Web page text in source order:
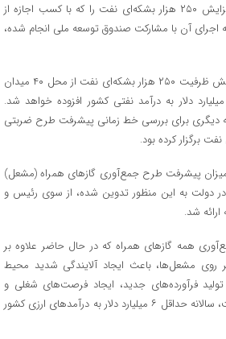
گزارش پیشرفت اجرای طرح افزایش ۲۵۰ هزار بشکه‌ای نفت را که با کسب اجازه از
اجرای آن با مشارکت صندوق توسعه ملی انجام شده،
با تکمیل این طرح از محل افزایش ظرفیت ۲۵۰ هزار بشکه‌ای نفت از محل ۴۰ میدان
مناطق مختلف، سالانه ۷ میلیارد دلار به درآمد نفتی کشور افزوده خواهد شد.
نیز جلسه دیگری برای بررسی خط زمانی پیشرفت طرح ضربتی
پیشرفت طرح جمع‌آوری گازهای همراه (مشعل)
دولت به این منظور تدوین شده، از سوی رئیس و
شد.
همه گازهای همراه که در حال حاضر علاوه بر
روی مشعل‌ها، باعث ایجاد آلایندگی شدید محیط
فرآورده‌های جدید، ایجاد فرصت‌های شغلی و
جلوگیری از آلودگی محیط زیست، سالانه حداقل ۶ میلیارد دلار به درآمدهای ارزی کشور